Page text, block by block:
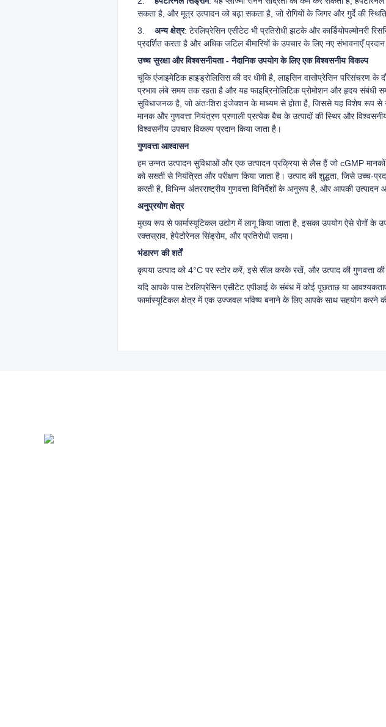
सकता है, और मूत्र उत्पादन को बढ़ा सकता है, जो रोगियों के जिगर और गुर्दे की
3.
अन्य क्षेत्र: टेरलिप्रेसिन एसीटेट भी प्रतिरोधी झटके और कार्डियोपल्मोनरी
प्रदर्शित करता है और अधिक जटिल बीमारियों के उपचार के लिए नए संभावनाएँ
उच्च सुरक्षा और विश्वसनीयता - नैदानिक उपयोग के लिए एक विश्वसनीय विकल्प
चूंकि एंजाइमेटिक हाइड्रोलिसिस की दर धीमी है, लाइसिन वासोप्रेसिन परिसंचरण के
प्रभाव लंबे समय तक रहता है और यह फाइब्रिनोलिटिक प्रोमोशन और हृदय
सुविधाजनक है, जो अंतःशिरा इंजेक्शन के माध्यम से होता है, जिससे यह विशेष रूप से
मानक और गुणवत्ता नियंत्रण प्रणाली प्रत्येक बैच के उत्पादों की स्थिर और
विश्वसनीय उपचार विकल्प प्रदान किया जाता है।
गुणवत्ता आश्वासन
हम उन्नत उत्पादन सुविधाओं और एक उत्पादन प्रक्रिया से लैस हैं जो cGMP
को सख्ती से नियंत्रित और परीक्षण किया जाता है। उत्पाद की शुद्धता, जिसे उच्च-
करती है, विभिन्न अंतरराष्ट्रीय गुणवत्ता विनिर्देशों के अनुरूप है, और आपकी
अनुप्रयोग क्षेत्र
मुख्य रूप से फार्मास्यूटिकल उद्योग में लागू किया जाता है, इसका उपयोग ऐसे रोगों
रक्तस्राव, हेपेटोरेनल सिंड्रोम, और प्रतिरोधी सदमा।
भंडारण की शर्तें
कृपया उत्पाद को 4°C पर स्टोर करें, इसे सील करके रखें, और उत्पाद की गुणवत्ता
यदि आपके पास टेरलिप्रेसिन एसीटेट एपीआई के संबंध में कोई पूछताछ या
फार्मास्यूटिकल क्षेत्र में एक उज्जवल भविष्य बनाने के लिए आपके साथ सहयोग करने की